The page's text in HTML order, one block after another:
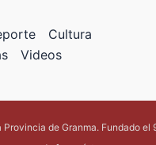
Cultura
Videos
de Granma. Fundado el